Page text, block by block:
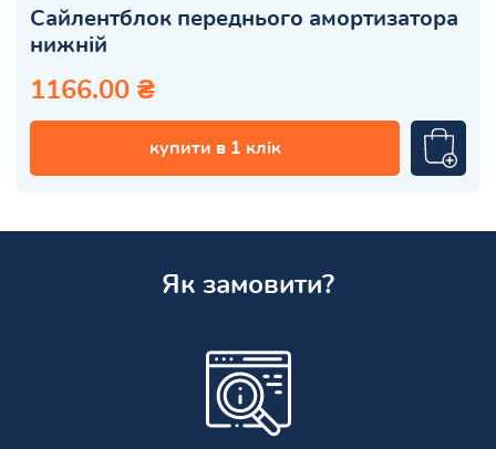
Сайлентблок переднього амортизатора
нижній
1166.00 ₴
купити в 1 клік
Як замовити?